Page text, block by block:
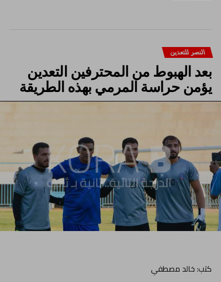
النصر للتعدين
بعد الهبوط من المحترفين التعدين
يؤمن حراسة المرمي بهذه الطريقة
كتب: خالد مصطفي